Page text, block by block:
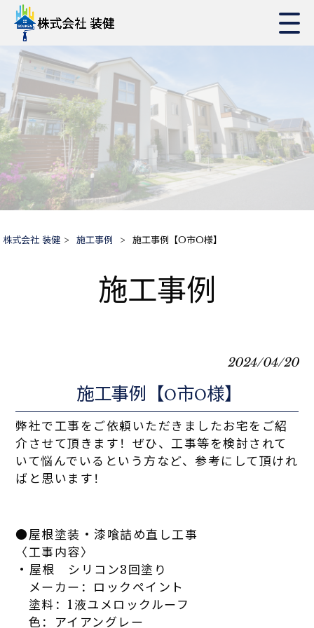
株式会社 装健 > 施工事例 > 施工事例【O市O様】
施工事例
2024/04/20
施工事例【O市O様】
弊社で工事をご依頼いただきましたお宅をご紹
介させて頂きます！ぜひ、工事等を検討されて
いて悩んでいるという方など、参考にして頂けれ
ばと思います！
●屋根塗装・漆喰詰め直し工事
〈工事内容〉
・屋根 シリコン3回塗り
メーカー：ロックペイント
塗料：1液ユメロックルーフ
色：アイアングレー